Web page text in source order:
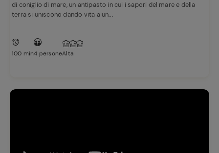
di coniglio di mare, un antipasto in cui i sapori del mare e della
terra si uniscono dando vita a un...
100 min4 personeAlta